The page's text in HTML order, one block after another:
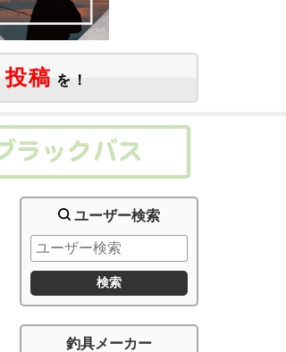
投稿 を！
ユーザー検索
釣具メーカー